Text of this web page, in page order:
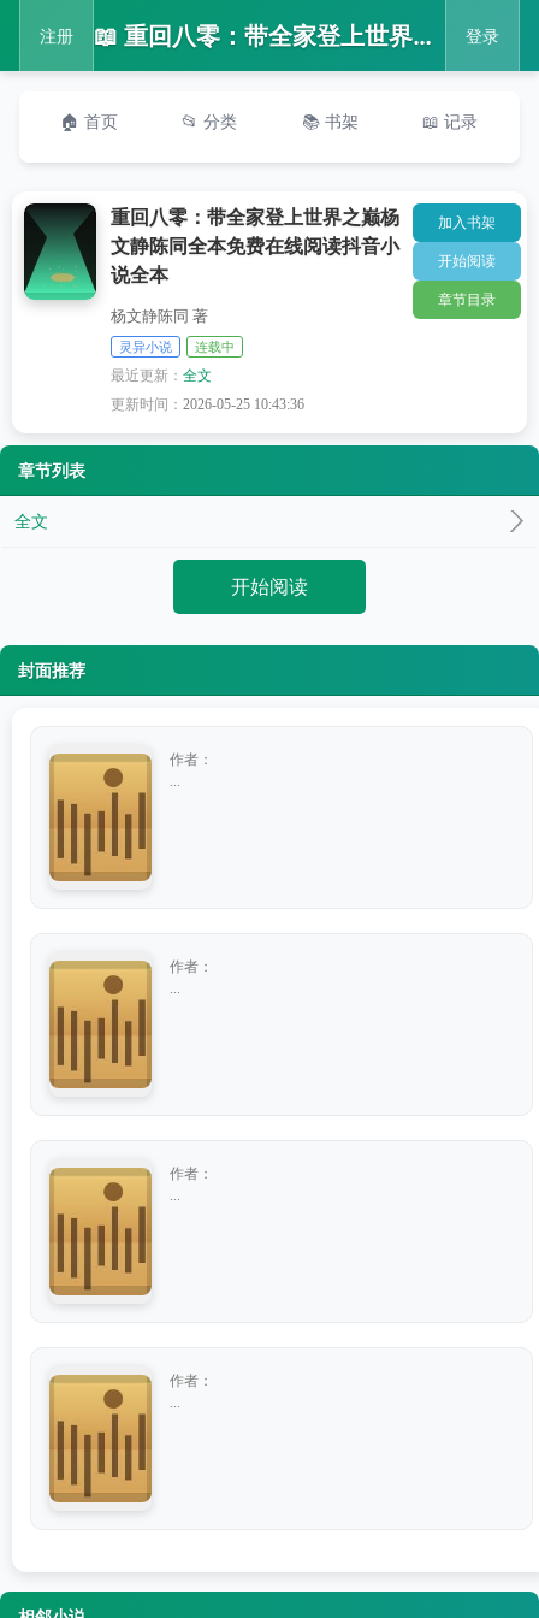
注册 📖 重回八零：带全家登上世界之巅杨文静陈同全本免费在线阅读抖音小说全本 登录
🏠 首页 📂 分类 📚 书架 📖 记录
重回八零：带全家登上世界之巅杨
文静陈同全本免费在线阅读抖音小
说全本
杨文静陈同 著
灵异小说 连载中
最近更新：全文
更新时间：2026-05-25 10:43:36
加入书架
开始阅读
章节目录
章节列表
全文
开始阅读
封面推荐
作者：
作者：
作者：
作者：